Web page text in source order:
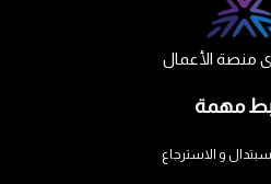
مهمة
و الاسترجاع
منصة الأعمال